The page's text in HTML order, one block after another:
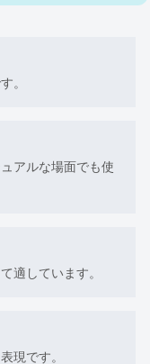
。
アルな場面でも使
適しています。
現です。